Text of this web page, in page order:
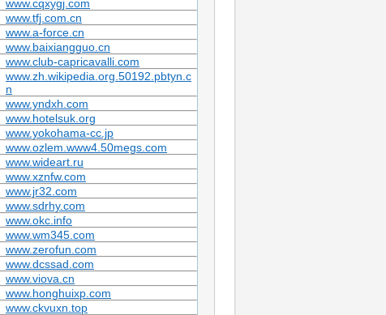
www.cqxygj.com
www.tfj.com.cn
www.a-force.cn
www.baixiangguo.cn
www.club-capricavalli.com
www.zh.wikipedia.org.50192.pbtyn.c
n
www.yndxh.com
www.hotelsuk.org
www.yokohama-cc.jp
www.ozlem.www4.50megs.com
www.wideart.ru
www.xznfw.com
www.jr32.com
www.sdrhy.com
www.okc.info
www.wm345.com
www.zerofun.com
www.dcssad.com
www.viova.cn
www.honghuixp.com
www.ckvuxn.top